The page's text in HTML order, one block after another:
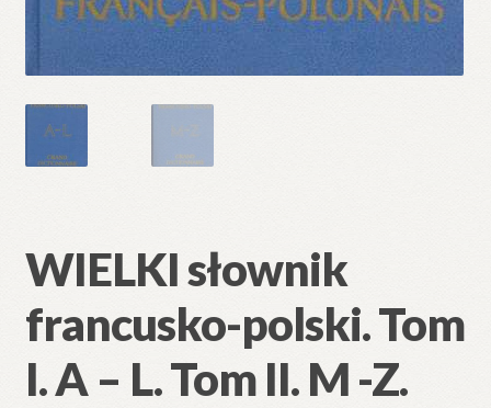
WIELKI słownik
francusko-polski. Tom
I. A – L. Tom II. M -Z.